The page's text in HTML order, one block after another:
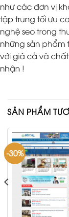
như các đơn vị
tập trung tối ưu
nghệ seo trong
những sản phẩm
với giá cả và
nhận !
SẢN PHẨM
-30%